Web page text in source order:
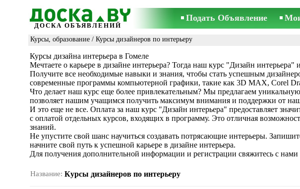
ДОСКА ОБЪЯВЛЕНИЙ
Подать Объявление
Курсы, образование / Курсы дизайнеров по интерьеру
Курсы дизайна интерьера в Гомеле
Мечтаете о карьере в дизайне интерьера? Тогда наш курс "Дизайн
Получите все необходимые навыки и знания, чтобы стать успешным
современные программы компьютерной графики, такие как 3D MAX, Corel
Что делает наш курс еще более привлекательным? Мы предлагаем
позволяет нашим учащимся получить максимум внимания и поддержки от
И это еще не все. Оплата за наш курс "Дизайн интерьера" предоставляет
с оплатой отдельных курсов, входящих в программу. Это отличная
знаний.
Не упустите свой шанс научиться создавать потрясающие интерьеры.
начните свой путь к успешной карьере в дизайне интерьера.
Для получения дополнительной информации и регистрации свяжитесь с
Название: Курсы дизайнеров по интерьеру